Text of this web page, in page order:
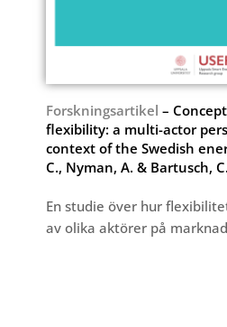
Forskningsartikel –
flexibility: a multi-actor
context of the Swedish
C., Nyman, A. & Bartusch,
En studie över hur
av olika aktörer på